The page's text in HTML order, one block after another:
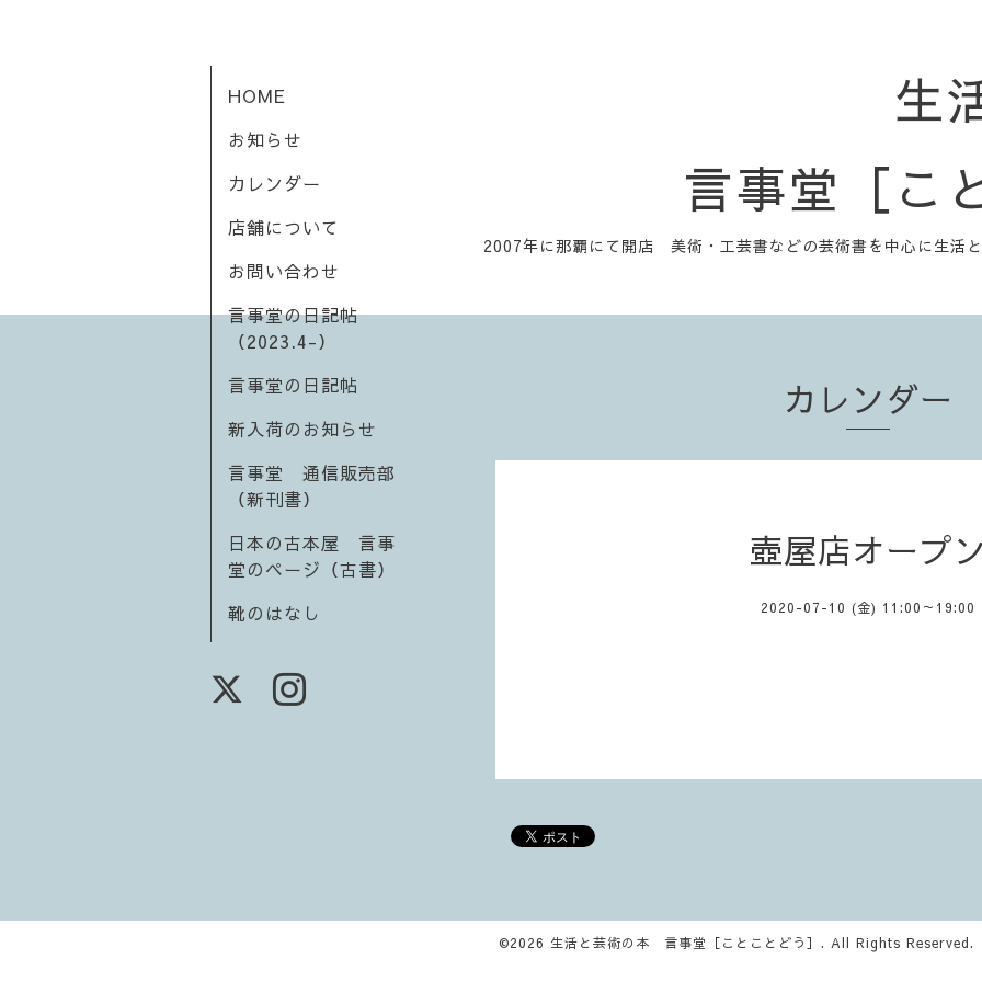
生
言事堂［こ
2007年に那覇にて開店 美術・工芸書などの芸術書を中心に生活
HOME
お知らせ
カレンダー
店舗について
お問い合わせ
言事堂の日記帖
（2023.4-）
言事堂の日記帖
新入荷のお知らせ
言事堂 通信販売部
（新刊書）
日本の古本屋 言事
堂のページ（古書）
靴のはなし
カレンダー
壺屋店オープ
2020-07-10 (金) 11:00～19:00
©2026 生活と芸術の本 言事堂［ことことどう］ . All Rights Reserved.